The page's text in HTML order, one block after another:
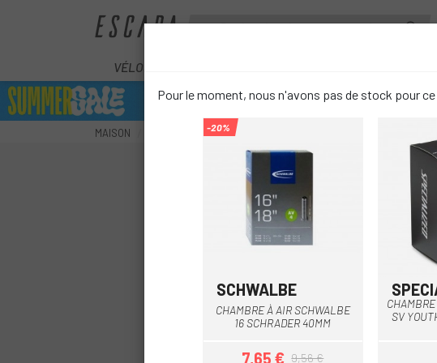
VÉLOS
MAISON CHAMBRES À AIR
Pour le moment, nous n'avons pas de stock pour
-20%
SCHWALBE
CHAMBRE À AIR SCHWALBE
16 SCHRADER 40MM
7,65 € 9,56 €
SV